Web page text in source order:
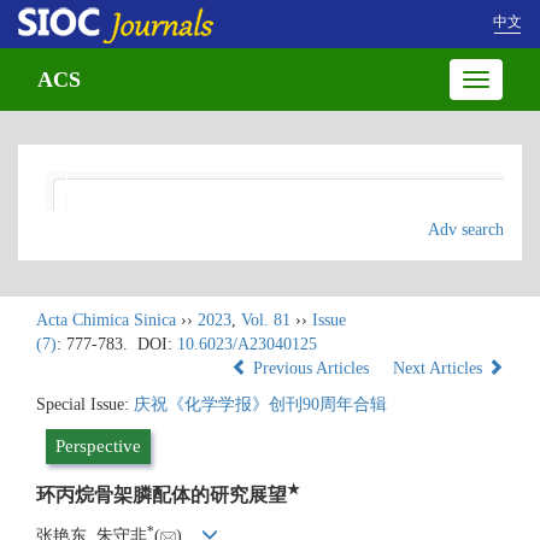
中文
Toggle
ACS
Adv search
Acta Chimica Sinica ›› 2023, Vol. 81 ›› Issue
(7): 777-783. DOI: 10.6023/A23040125
Previous Articles
Next Articles
Special Issue: 庆祝《化学学报》创刊90周年合辑
Perspective
环丙烷骨架膦配体的研究展望★
张艳东, 朱守非*( )